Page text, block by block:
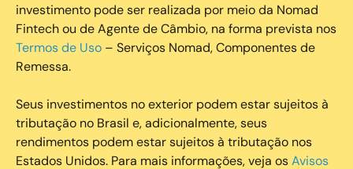
investimento pode ser realizada por meio da Nomad
Fintech ou de Agente de Câmbio, na forma prevista nos
Termos de Uso – Serviços Nomad, Componentes de
Remessa.
Seus investimentos no exterior podem estar sujeitos à
tributação no Brasil e, adicionalmente, seus
rendimentos podem estar sujeitos à tributação nos
Estados Unidos. Para mais informações, veja osAvisos